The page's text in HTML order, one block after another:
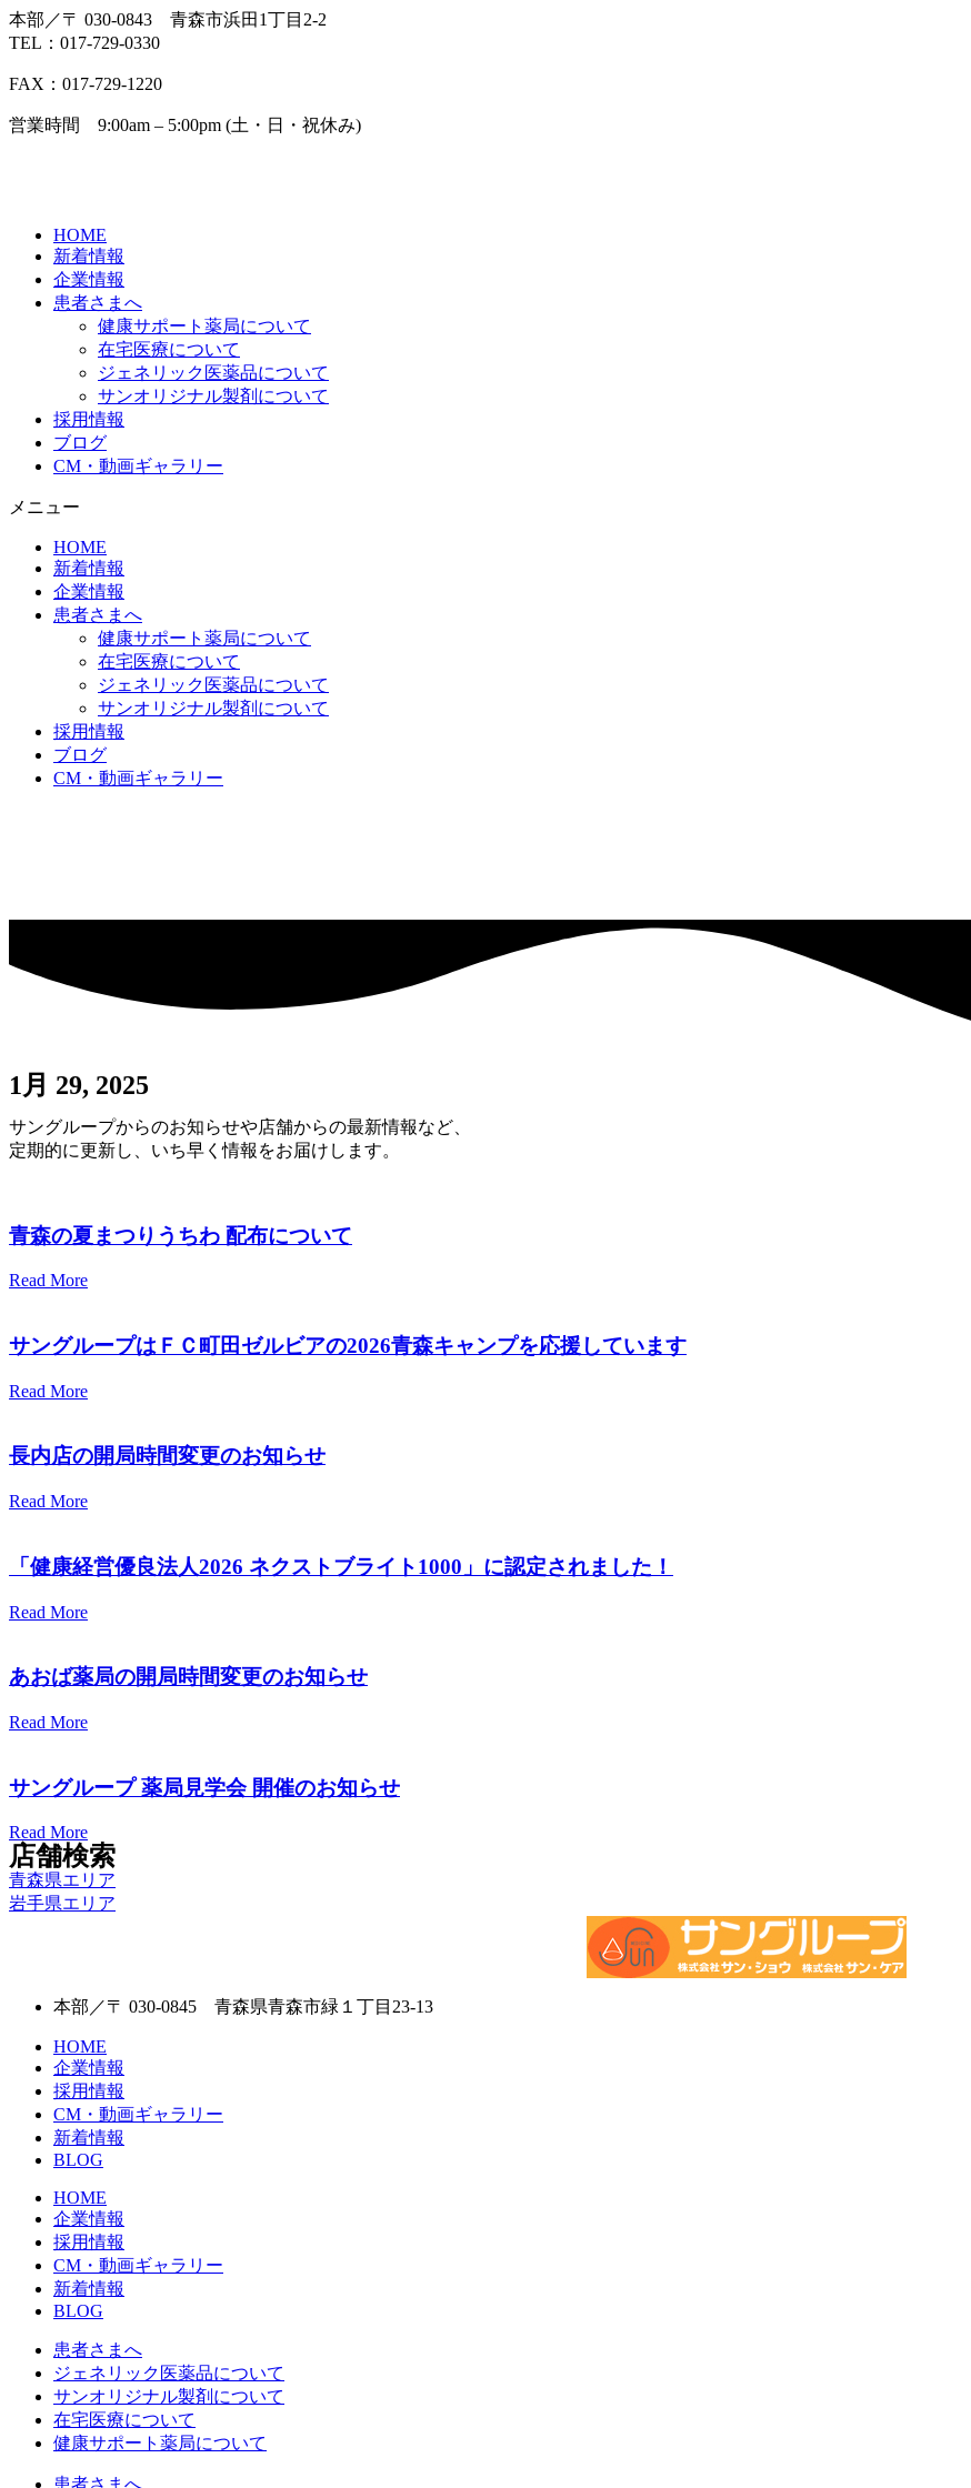
本部／〒 030-0843 青森市浜田1丁目2-2
TEL：017-729-0330
FAX：017-729-1220
営業時間 9:00am – 5:00pm (土・日・祝休み)
HOME
新着情報
企業情報
患者さまへ
健康サポート薬局について
在宅医療について
ジェネリック医薬品について
サンオリジナル製剤について
採用情報
ブログ
CM・動画ギャラリー
メニュー
HOME
新着情報
企業情報
患者さまへ
健康サポート薬局について
在宅医療について
ジェネリック医薬品について
サンオリジナル製剤について
採用情報
ブログ
CM・動画ギャラリー
1月 29, 2025
サングループからのお知らせや店舗からの最新情報など、
定期的に更新し、いち早く情報をお届けします。
青森の夏まつりうちわ 配布について
Read More
サングループはＦＣ町田ゼルビアの2026青森キャンプを応援しています
Read More
長内店の開局時間変更のお知らせ
Read More
「健康経営優良法人2026 ネクストブライト1000」に認定されました！
Read More
あおば薬局の開局時間変更のお知らせ
Read More
サングループ 薬局見学会 開催のお知らせ
Read More
店舗検索
青森県エリア
岩手県エリア
本部／〒 030-0845 青森県青森市緑１丁目23-13
HOME
企業情報
採用情報
CM・動画ギャラリー
新着情報
BLOG
HOME
企業情報
採用情報
CM・動画ギャラリー
新着情報
BLOG
患者さまへ
ジェネリック医薬品について
サンオリジナル製剤について
在宅医療について
健康サポート薬局について